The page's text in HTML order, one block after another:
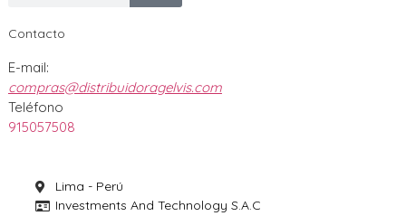
Contacto
E-mail:
compras@distribuidoragelvis.com
Teléfono
915057508
Lima - Perú
Investments And Technology S.A.C